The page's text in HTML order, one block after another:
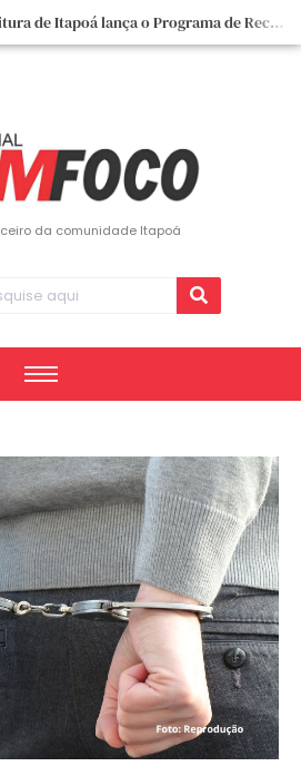
📣📣 A Prefeitura de Itapoá lança o Programa de Recuperação Fiscal (REFIS).
📢 Empreendedor do turismo, esta oportunidade é para você! Itapoá – SC.
da comunidade Itapoá